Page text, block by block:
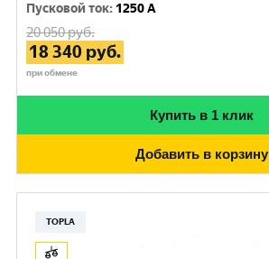
Пусковой ток: 1250 A
20 050руб.
18 340 руб.
при обмене
Купить в 1 клик
Добавить в корзину
TOPLA